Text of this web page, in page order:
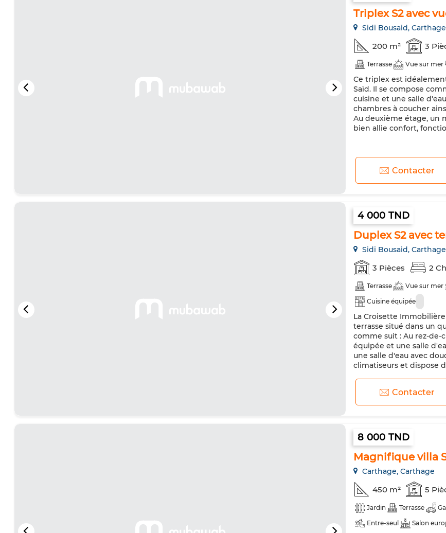
Triplex S2 avec
Sidi Bousaid, Carthage
200 m² 3
Terrasse Vue sur mer
Ce triplex est
Saïd. Il se compose
cuisine et une salle
chambres à coucher
Au deuxième étage, un
bien allie confort,
Contacter
4 000 TND
Duplex S2 avec
Sidi Bousaid, Carthage
3 Pièces 2
Terrasse Vue sur mer
Cuisine équipée
La Croisette
terrasse situé dans un
comme suit : Au rez-de-
équipée et une salle
une salle d'eau avec
climatiseurs et dispose
Contacter
8 000 TND
Magnifique villa
Carthage, Carthage
450 m² 5
Jardin Terrasse
Entre-seul
Salon